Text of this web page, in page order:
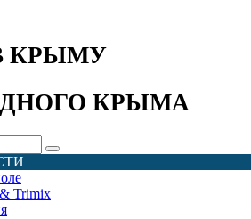
КРЫМУ
КРЫМА
Trimix